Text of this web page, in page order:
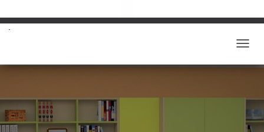
Е
Е
Л